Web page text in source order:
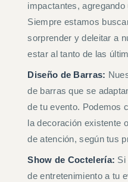
impactantes,
Siempre estamos
sorprender y deleitar a
estar al tanto de las
Diseño de Barras:
de barras que se
de tu evento. Podemos
la decoración existente
de atención, según tus
Show de Coctelería: Si
de entretenimiento a tu